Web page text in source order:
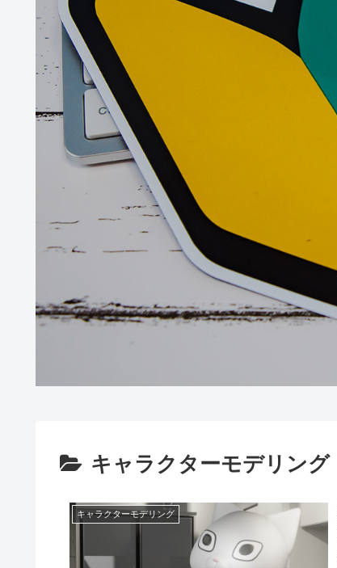
キャラクターモデリング
キャラクターモデリング